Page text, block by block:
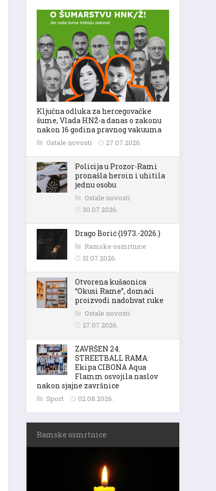
Ključna odluka za hercegovačke
šume, Vlada HNŽ-a danas o zakonu
nakon 16 godina pravnog vakuuma
Ostale novosti 27.07.2026.
Policija u Prozor-Rami
pronašla heroin i uhitila
jednu osobu
Ostale novosti
30.07.2026.
Drago Borić (1973.-2026.)
Ramske osmrtnice
31.07.2026.
Otvorena kušaonica
“Okusi Rame”, domaći
proizvodi nadohvat ruke
Ostale novosti
27.07.2026.
ZAVRŠEN 24.
STREETBALL RAMA:
Ekipa CIBONA Aqua
Flamm osvojila naslov
nakon sjajne završnice
Sport 02.08.2026.
Ramske osmrtnice